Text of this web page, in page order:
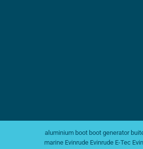
aluminium boot boot generator
marine Evinrude Evinrude E-Tec